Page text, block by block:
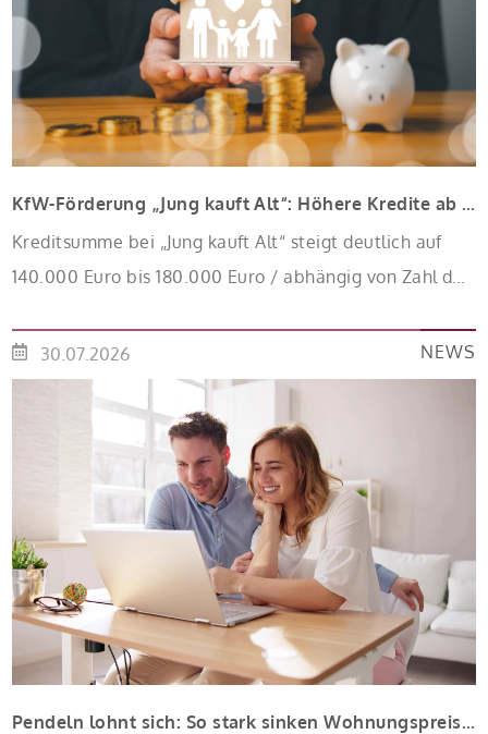
KfW-Förderung „Jung kauft Alt“: Höhere Kredite ab August 2026
Kreditsumme bei „Jung kauft Alt“ steigt deutlich auf
140.000 Euro bis 180.000 Euro / abhängig von Zahl der
verbilligt: Heutiger Zins bei 0,53 Prozent effektiv bei 35
Jahren Laufzeit und 10 Jahren Zinsbindung
Antragstellende verpflichten sich zu energetischer
Sanierung binnen 54 Monaten nach Förderzusage /
Sanierung in Einzelmaßnahmen […]
30.07.2026 NEWS
Pendeln lohnt sich: So stark sinken Wohnungspreise im Umland